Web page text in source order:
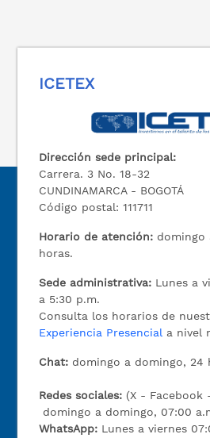
ICETEX
Dirección sede principal:
Carrera. 3 No. 18-32
CUNDINAMARCA - BOGOTÁ
Código postal: 111711
Horario de atención: domingo
horas.
Sede administrativa: Lunes a
a 5:30 p.m.
Consulta los horarios de
Experiencia Presencial a nivel
Chat: domingo a domingo, 24
Redes sociales: (X - Facebook
domingo a domingo, 07:00
WhatsApp: Lunes a viernes